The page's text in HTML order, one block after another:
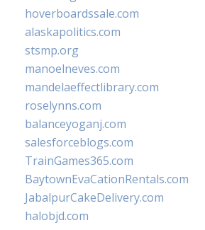
hoverboardssale.com
alaskapolitics.com
stsmp.org
manoelneves.com
mandelaeffectlibrary.com
roselynns.com
balanceyoganj.com
salesforceblogs.com
TrainGames365.com
BaytownEvaCationRentals.com
JabalpurCakeDelivery.com
halobjd.com